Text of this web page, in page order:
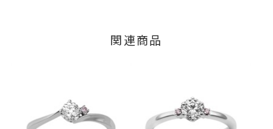
料金を頂戴しております。
サイズ直し #7以上 は+2、-1まで
ージの購入履歴一覧よりご注文状況をご確認いた
メンバーシップ未登録のお客さまは、お問い合
わせフォームよりご連絡ください。
関連商品